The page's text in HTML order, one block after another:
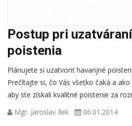
Postup pri
poistenia
Plánujete si uzatvoriť havarijné
Prečítajte si, čo Vás všetko čaká a
aby ste získali kvalitné poistenie za
Mgr. Jaroslav Ilek
06.01.2014